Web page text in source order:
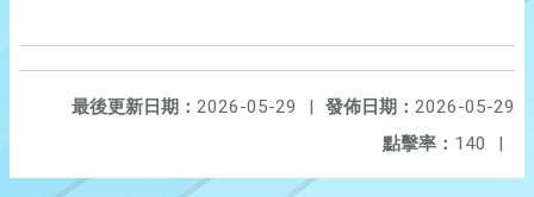
發佈日期： 2026-05-29
最後更新日期： 2026-05-29
|
點擊率： 140 |